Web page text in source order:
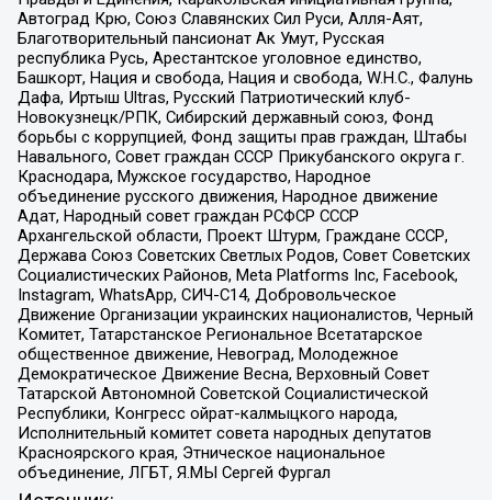
Автоград Крю, Союз Славянских Сил Руси, Алля-Аят,
Благотворительный пансионат Ак Умут, Русская
республика Русь, Арестантское уголовное единство,
Башкорт, Нация и свобода, Нация и свобода, W.H.С., Фалунь
Дафа, Иртыш Ultras, Русский Патриотический клуб-
Новокузнецк/РПК, Сибирский державный союз, Фонд
борьбы с коррупцией, Фонд защиты прав граждан, Штабы
Навального, Совет граждан СССР Прикубанского округа г.
Краснодара, Мужское государство, Народное
объединение русского движения, Народное движение
Адат, Народный совет граждан РСФСР СССР
Архангельской области, Проект Штурм, Граждане СССР,
Держава Союз Советских Светлых Родов, Совет Советских
Социалистических Районов, Meta Platforms Inc, Facebook,
Instagram, WhatsApp, СИЧ-С14, Добровольческое
Движение Организации украинских националистов, Черный
Комитет, Татарстанское Региональное Всетатарское
общественное движение, Невоград, Молодежное
Демократическое Движение Весна, Верховный Совет
Татарской Автономной Советской Социалистической
Республики, Конгресс ойрат-калмыцкого народа,
Исполнительный комитет совета народных депутатов
Красноярского края, Этническое национальное
объединение, ЛГБТ, Я.МЫ Сергей Фургал